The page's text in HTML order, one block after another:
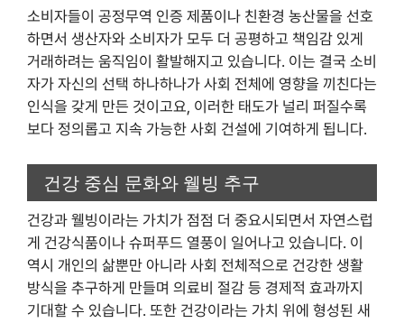
소비자들이 공정무역 인증 제품이나 친환경 농산물을 선호
하면서 생산자와 소비자가 모두 더 공평하고 책임감 있게
거래하려는 움직임이 활발해지고 있습니다. 이는 결국 소비
자가 자신의 선택 하나하나가 사회 전체에 영향을 끼친다는
인식을 갖게 만든 것이고요, 이러한 태도가 널리 퍼질수록
보다 정의롭고 지속 가능한 사회 건설에 기여하게 됩니다.
건강 중심 문화와 웰빙 추구
건강과 웰빙이라는 가치가 점점 더 중요시되면서 자연스럽
게 건강식품이나 슈퍼푸드 열풍이 일어나고 있습니다. 이
역시 개인의 삶뿐만 아니라 사회 전체적으로 건강한 생활
방식을 추구하게 만들며 의료비 절감 등 경제적 효과까지
기대할 수 있습니다. 또한 건강이라는 가치 위에 형성된 새